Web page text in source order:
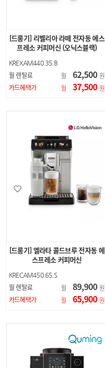
[드롱기] 리벨리아 라떼 전자동 에스
프레소 커피머신 (오닉스블랙)
KREXAM440.35.B
월 렌탈료 월 62,500 원
카드혜택가
월 37,500 원
[드롱기] 엘라타 콜드브루 전자동 에
스프레소 커피머신
KRECAM450.65.S
월 렌탈료 월 89,900 원
카드혜택가
월 65,900 원